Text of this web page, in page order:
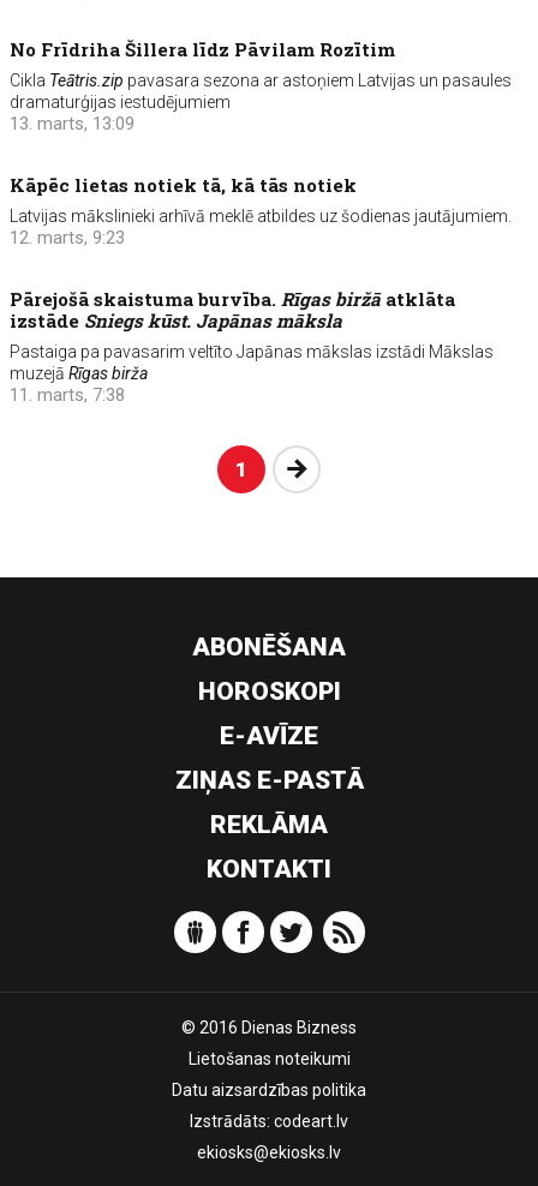
No Frīdriha Šillera līdz Pāvilam Rozītim
Cikla Teātris.zip pavasara sezona ar astoņiem Latvijas un pasaules
dramaturģijas iestudējumiem
13. marts, 13:09
Kāpēc lietas notiek tā, kā tās notiek
Latvijas mākslinieki arhīvā meklē atbildes uz šodienas jautājumiem.
12. marts, 9:23
Pārejošā skaistuma burvība.Rīgas biržāatklāta
izstāde Sniegs kūst. Japānas māksla
Pastaiga pa pavasarim veltīto Japānas mākslas izstādi Mākslas
muzejāRīgas birža
11. marts, 7:38
1 Nākošā
ABONĒŠANA
HOROSKOPI
E-AVĪZE
ZIŅAS E-PASTĀ
REKLĀMA
KONTAKTI
© 2016 Dienas Bizness
Lietošanas noteikumi
Datu aizsardzības politika
Izstrādāts: codeart.lv
ekiosks@ekiosks.lv